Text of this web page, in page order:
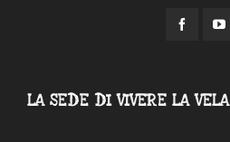
LA SEDE DI VIVERE LA VELA